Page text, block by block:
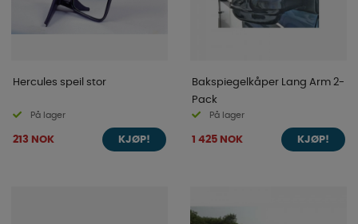
Hercules speil stor
På lager
213 NOK KJØP!
Bakspiegelkåper Lang Arm 2-
Pack
På lager
1 425 NOK KJØP!